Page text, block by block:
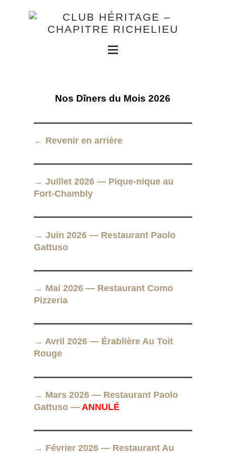
Nos Dîners du Mois 2026
← Revenir en arrière
→ Juillet 2026 — Pique-nique au
Fort-Chambly
→ Juin 2026 — Restaurant Paolo
Gattuso
→ Mai 2026 — Restaurant Como
Pizzeria
→ Avril 2026 — Érablière Au Toit
Rouge
→ Mars 2026 — Restaurant Paolo
Gattuso — ANNULÉ
→ Février 2026 — Restaurant Au